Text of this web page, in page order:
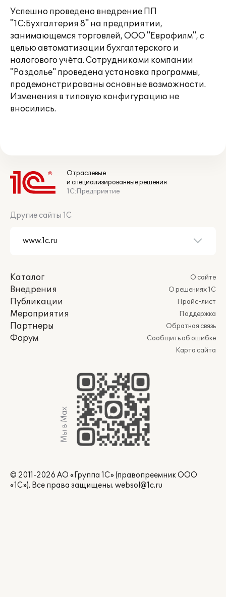
Успешно проведено внедрение ПП
"1C:Бухгалтерия 8" на предприятии,
занимающемся торговлей, ООО "Еврофилм", с
целью автоматизации бухгалтерского и
налогового учёта. Сотрудниками компании
"Раздолье" проведена установка программы,
продемонстрированы основные возможности.
Изменения в типовую конфигурацию не
вносились.
Отраслевые
и специализированные решения
1С:Предприятие
Другие сайты 1С
Каталог
Внедрения
Публикации
Мероприятия
Партнеры
Форум
О сайте
О решениях 1С
Прайс-лист
Поддержка
Обратная связь
Сообщить об ошибке
Карта сайта
Мы в Max
© 2011-2026 АО «Группа 1С» (правопреемник ООО
«1С»). Все права защищены. websol@1c.ru